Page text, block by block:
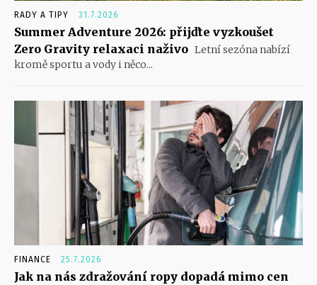
RADY A TIPY 31.7.2026
Summer Adventure 2026: přijďte vyzkoušet
Zero Gravity relaxaci naživo Letní sezóna nabízí
kromě sportu a vody i něco...
FINANCE 25.7.2026
Jak na nás zdražování ropy dopadá mimo cen